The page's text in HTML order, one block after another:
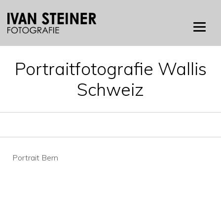
Portraitfotografie Wallis
Schweiz
Beitragsnavigation
Portrait Bern